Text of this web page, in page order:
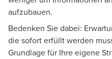
aufzubauen.
Bedenken Sie dabei:
die sofort erfüllt werden
Grundlage für Ihre eigene